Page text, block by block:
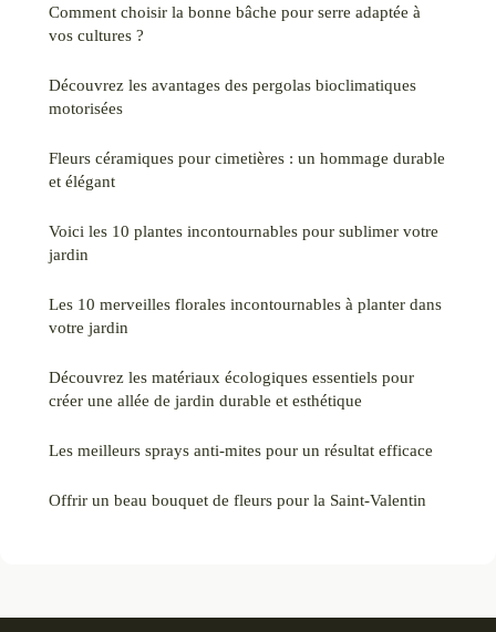
Comment choisir la bonne bâche pour serre adaptée à
vos cultures ?
Découvrez les avantages des pergolas bioclimatiques
motorisées
Fleurs céramiques pour cimetières : un hommage durable
et élégant
Voici les 10 plantes incontournables pour sublimer votre
jardin
Les 10 merveilles florales incontournables à planter dans
votre jardin
Découvrez les matériaux écologiques essentiels pour
créer une allée de jardin durable et esthétique
Les meilleurs sprays anti-mites pour un résultat efficace
Offrir un beau bouquet de fleurs pour la Saint-Valentin